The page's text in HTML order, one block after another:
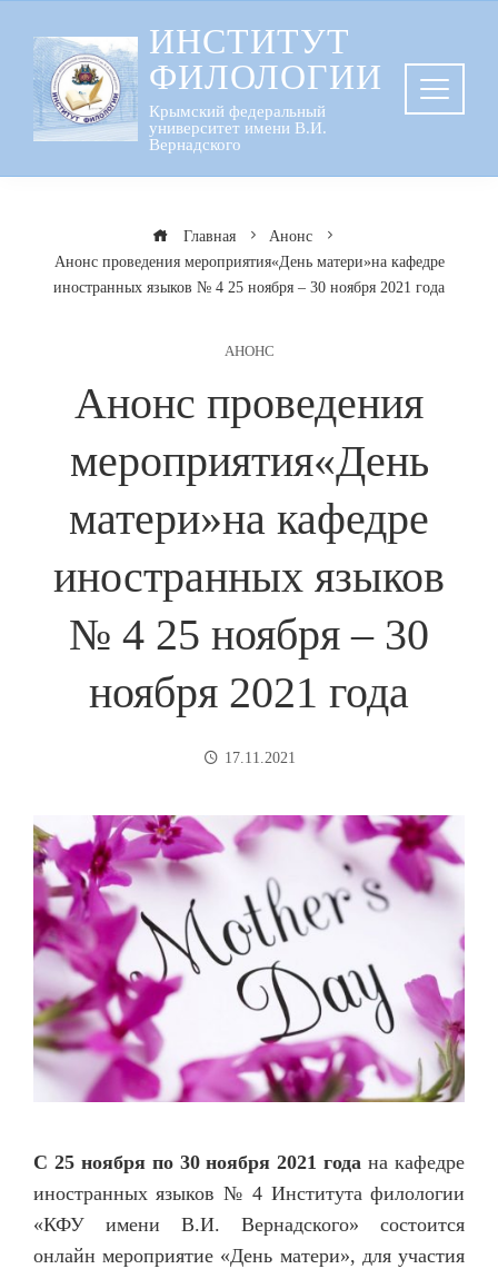
содержанию
ИНСТИТУТ
ФИЛОЛОГИИ
Крымский федеральный
университет имени В.И.
Вернадского
Главная
Анонс
Анонс проведения мероприятия«День матери»на кафедре
иностранных языков № 4 25 ноября – 30 ноября 2021 года
АНОНС
Анонс проведения
мероприятия«День
матери»на кафедре
иностранных языков
№ 4 25 ноября – 30
ноября 2021 года
17.11.2021
С 25 ноября по 30 ноября 2021 годана кафедре
иностранных языков № 4 Института филологии
«КФУ имени В.И. Вернадского» состоится
онлайн мероприятие «День матери», для участия